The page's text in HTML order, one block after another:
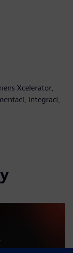
Xcelerator,
integrací,